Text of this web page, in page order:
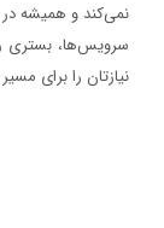
نمی‌کند و همیشه در
سرویس‌ها، بستری
نیازتان را برای